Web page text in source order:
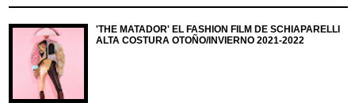
'THE MATADOR' EL FASHION FILM DE SCHIAPARELLI
ALTA COSTURA OTOÑO/INVIERNO 2021-2022